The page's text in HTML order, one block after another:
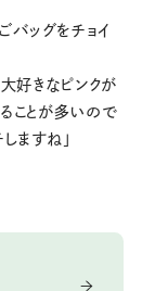
ッグをチョイ
好きなピンクが
ことが多いので
ますね」